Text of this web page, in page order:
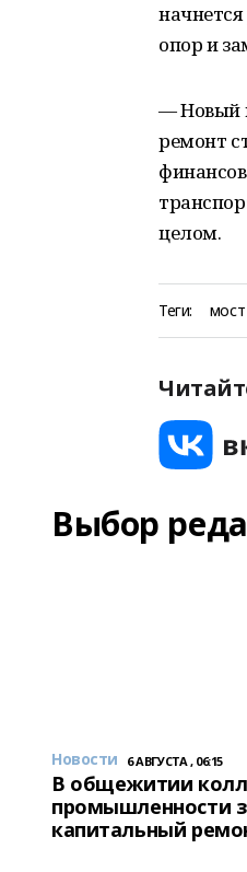
опор и
— Новый
ремонт
целом.
Теги: мост
Выбор
Новости 6 АВГУСТА , 06:15
В общежитии
промышленности
капитальный